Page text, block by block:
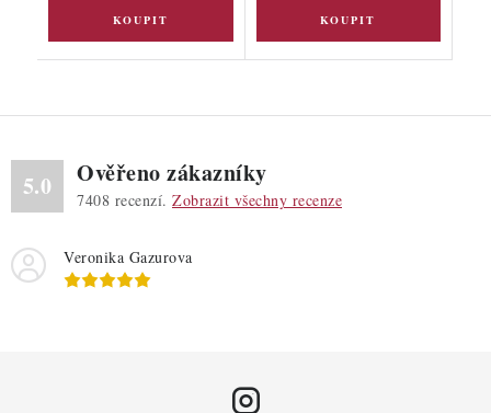
5.0 Ověřeno zákazníky
7408 recenzí. Zobrazit všechny recenze
Veronika Gazurova